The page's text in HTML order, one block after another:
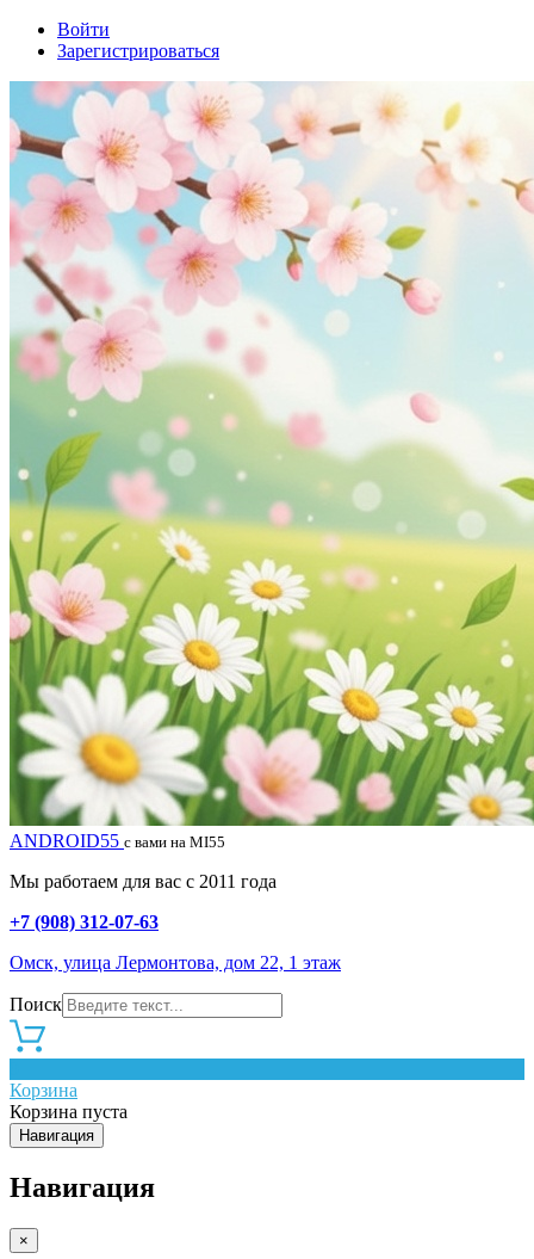
Войти
Зарегистрироваться
ANDROID55 с вами на MI55
Мы работаем для вас с 2011 года
+7 (908) 312-07-63
Омск, улица Лермонтова, дом 22, 1 этаж
Поиск
Корзина
Корзина пуста
Навигация
Навигация
×